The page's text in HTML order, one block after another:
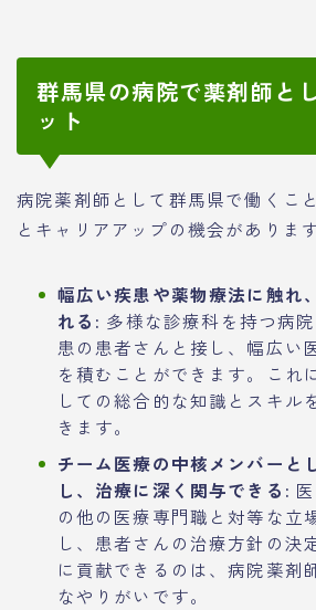
群馬県の病院で薬剤師と
ット
病院薬剤師として群馬県で働くこ
とキャリアアップの機会があります
幅広い疾患や薬物療法に触れ
れる: 多様な診療科を持つ病
患の患者さんと接し、幅広い
を積むことができます。これ
しての総合的な知識とスキル
きます。
チーム医療の中核メンバーと
し、治療に深く関与できる:
の他の医療専門職と対等な立
し、患者さんの治療方針の決
に貢献できるのは、病院薬剤
なやりがいです。